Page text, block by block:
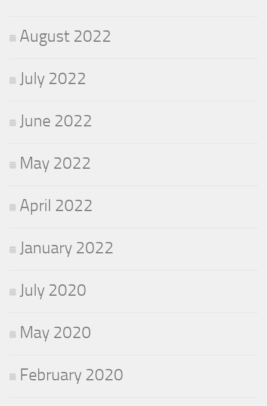
August 2022
July 2022
June 2022
May 2022
April 2022
January 2022
July 2020
May 2020
February 2020